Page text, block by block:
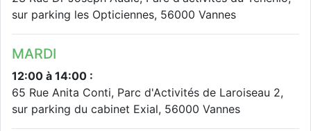
sur parking les Opticiennes, 56000 Vannes
MARDI
12:00 à 14:00 :
65 Rue Anita Conti, Parc d'Activités de Laroiseau 2,
sur parking du cabinet Exial, 56000 Vannes